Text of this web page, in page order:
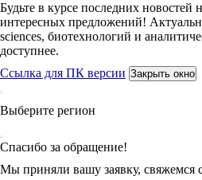
Будьте в курсе последних новостей
интересных предложений!
sciences, биотехнологий и
доступнее.
Ссылка для ПК версии Закрыть окно
Выберите регион
Спасибо за обращение!
Мы приняли вашу заявку, свяжемся